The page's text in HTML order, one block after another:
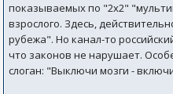
показываемых по "2х2"
взрослого. Здесь,
рубежа". Но канал-то
что законов не нарушает.
слоган: "Выключи мозги -